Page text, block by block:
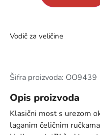
Vodič za veličine
Šifra proizvoda: OO9439
Opis proizvoda
Klasični most s urezom
laganim čeličnim